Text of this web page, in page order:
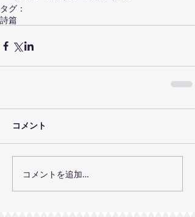
タグ：
詩篇
コメント
コメントを追加…